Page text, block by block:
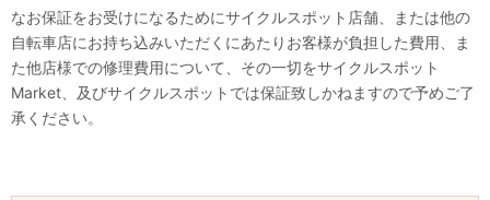
なお保証をお受けになるためにサイクルスポット店舗、または他の
自転車店にお持ち込みいただくにあたりお客様が負担した費用、ま
た他店様での修理費用について、その一切をサイクルスポット
Market、及びサイクルスポットでは保証致しかねますので予めご了
承ください。